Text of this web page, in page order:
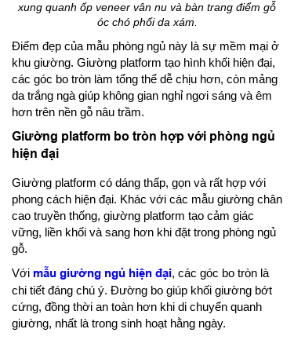
xung quanh ốp veneer vân nu và bàn trang điểm gỗ
óc chó phối da xám.
Điểm đẹp của mẫu phòng ngủ này là sự mềm mại ở
khu giường. Giường platform tạo hình khối hiện đại,
các góc bo tròn làm tổng thể dễ chịu hơn, còn mảng
da trắng ngà giúp không gian nghỉ ngơi sáng và êm
hơn trên nền gỗ nâu trầm.
Giường platform bo tròn hợp với phòng ngủ
hiện đại
Giường platform có dáng thấp, gọn và rất hợp với
phong cách hiện đại. Khác với các mẫu giường chân
cao truyền thống, giường platform tạo cảm giác
vững, liền khối và sang hơn khi đặt trong phòng ngủ
gỗ.
Với mẫu giường ngủ hiện đại, các góc bo tròn là
chi tiết đáng chú ý. Đường bo giúp khối giường bớt
cứng, đồng thời an toàn hơn khi di chuyển quanh
giường, nhất là trong sinh hoạt hằng ngày.